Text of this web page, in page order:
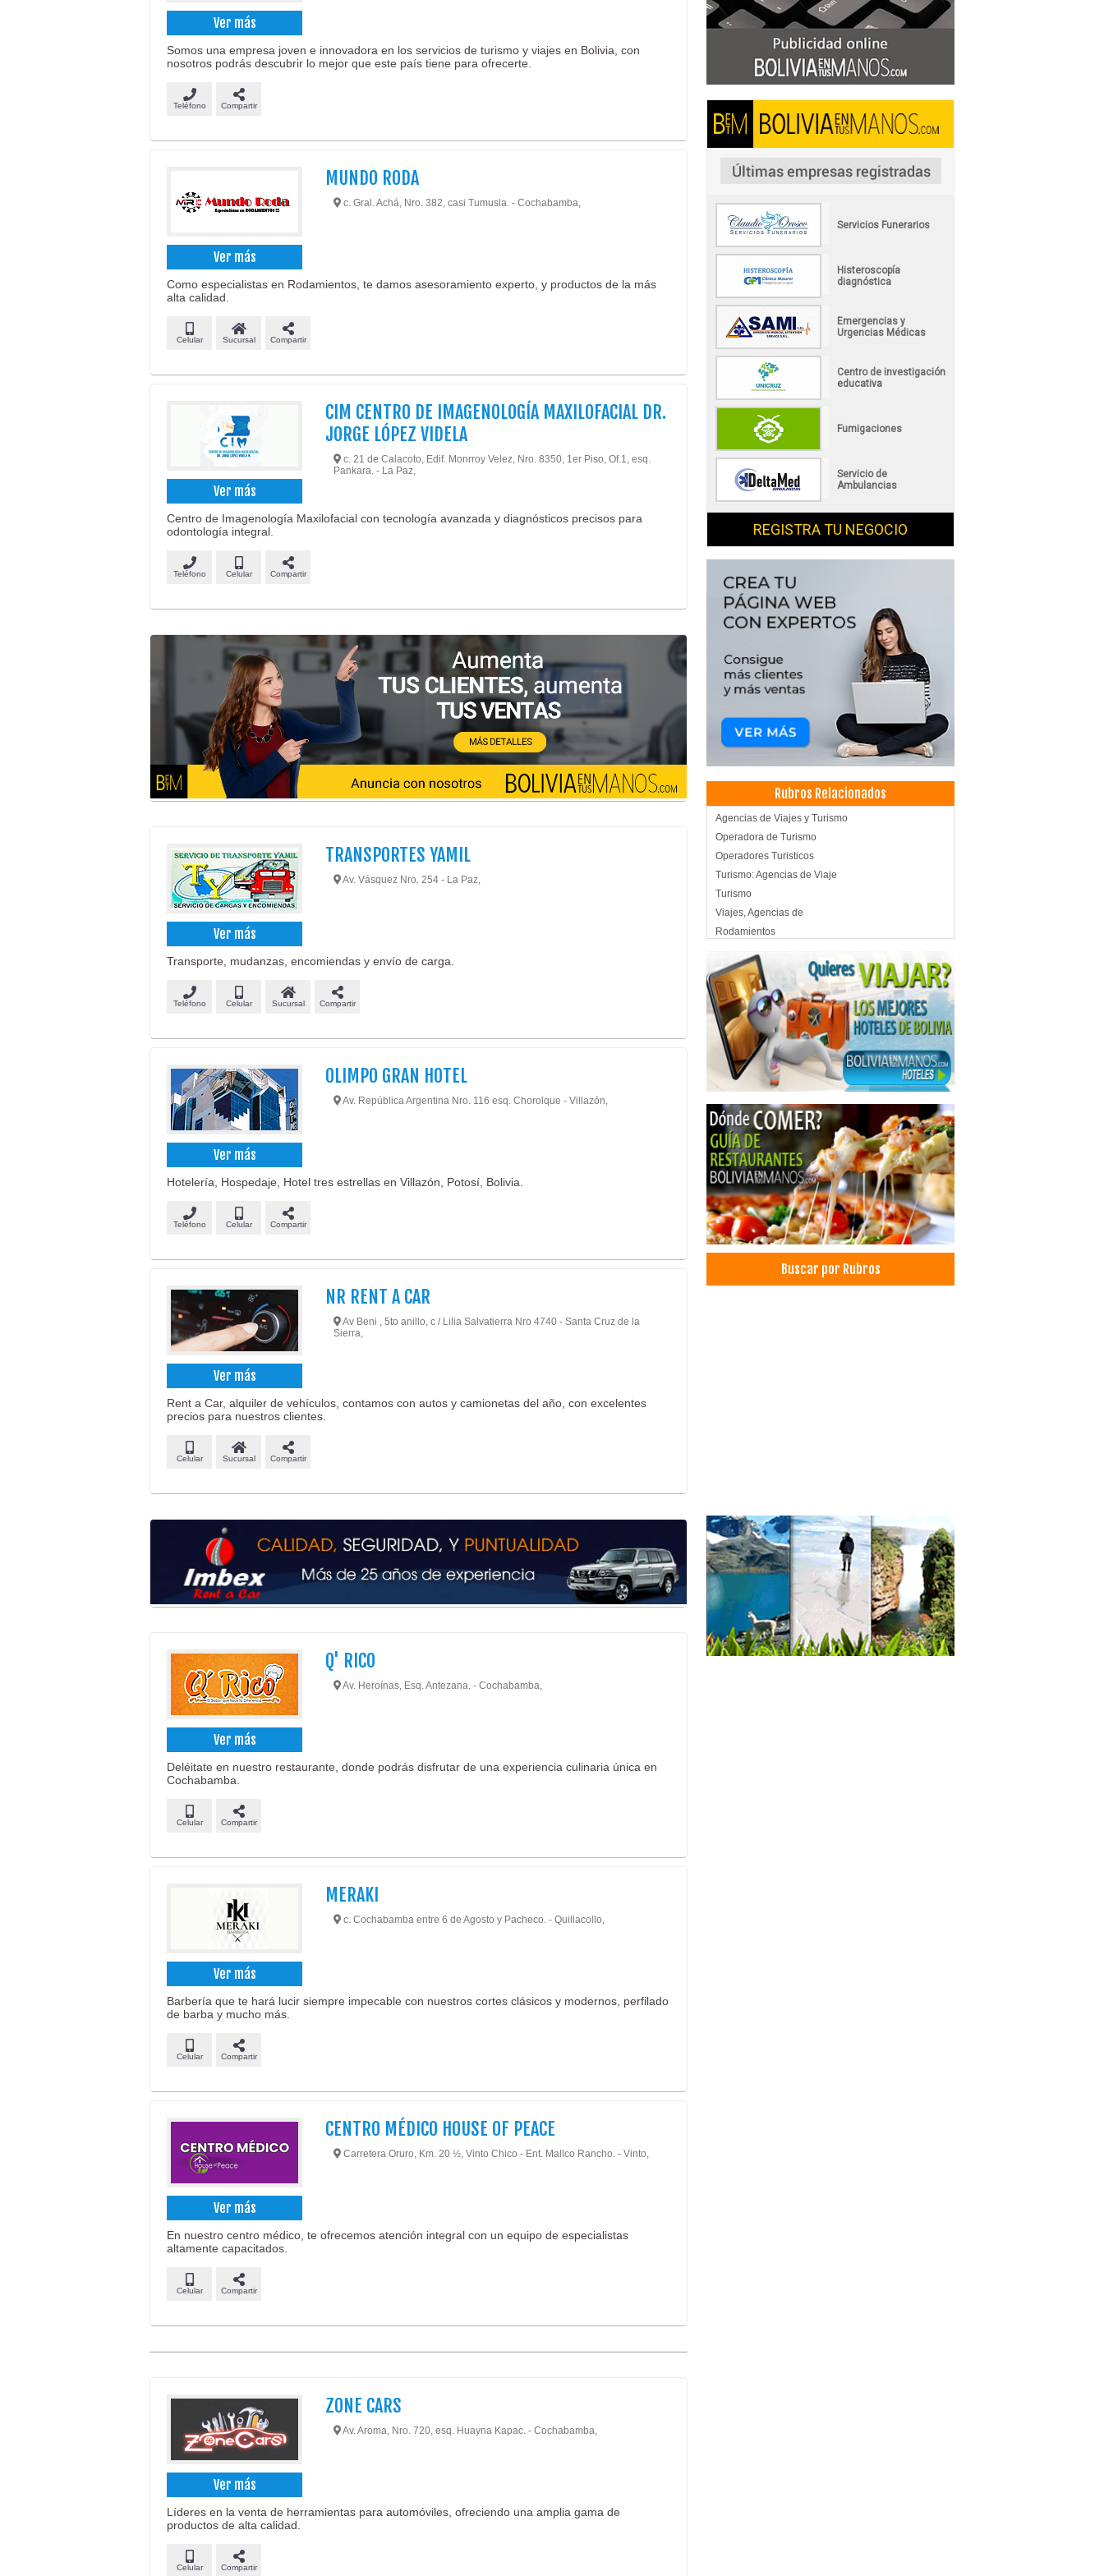
Ver más
Somos una empresa joven e innovadora en los servicios de turismo y viajes en Bolivia, con
nosotros podrás descubrir lo mejor que este país tiene para ofrecerte.
Teléfono Compartir
Ver más
MUNDO RODA
c. Gral. Achá, Nro. 382, casi Tumusla. - Cochabamba,
Como especialistas en Rodamientos, te damos asesoramiento experto, y productos de la más
alta calidad.
Celular Sucursal Compartir
Ver más
CIM CENTRO DE IMAGENOLOGÍA MAXILOFACIAL DR.
JORGE LÓPEZ VIDELA
c. 21 de Calacoto, Edif. Monrroy Velez, Nro. 8350, 1er Piso, Of.1, esq.
Pankara. - La Paz,
Centro de Imagenología Maxilofacial con tecnología avanzada y diagnósticos precisos para
odontología integral.
Teléfono Celular Compartir
Ver más
TRANSPORTES YAMIL
Av. Vásquez Nro. 254 - La Paz,
Transporte, mudanzas, encomiendas y envío de carga.
Teléfono Celular Sucursal Compartir
Ver más
OLIMPO GRAN HOTEL
Av. República Argentina Nro. 116 esq. Chorolque - Villazón,
Hotelería, Hospedaje, Hotel tres estrellas en Villazón, Potosí, Bolivia.
Teléfono Celular Compartir
Ver más
NR RENT A CAR
Av Beni , 5to anillo, c / Lilia Salvatierra Nro 4740 - Santa Cruz de la
Sierra,
Rent a Car, alquiler de vehículos, contamos con autos y camionetas del año, con excelentes
precios para nuestros clientes.
Celular Sucursal Compartir
Ver más
Q' RICO
Av. Heroínas, Esq. Antezana. - Cochabamba,
Deléitate en nuestro restaurante, donde podrás disfrutar de una experiencia culinaria única en
Cochabamba.
Celular Compartir
Ver más
MERAKI
c. Cochabamba entre 6 de Agosto y Pacheco. - Quillacollo,
Barbería que te hará lucir siempre impecable con nuestros cortes clásicos y modernos, perfilado
de barba y mucho más.
Celular Compartir
Ver más
CENTRO MÉDICO HOUSE OF PEACE
Carretera Oruro, Km. 20 ½, Vinto Chico - Ent. Mallco Rancho. - Vinto,
En nuestro centro médico, te ofrecemos atención integral con un equipo de especialistas
altamente capacitados.
Celular Compartir
Ver más
ZONE CARS
Av. Aroma, Nro. 720, esq. Huayna Kapac. - Cochabamba,
Líderes en la venta de herramientas para automóviles, ofreciendo una amplia gama de
productos de alta calidad.
Celular Compartir
Servicios Funerarios
Histeroscopía
diagnóstica
Emergencias y
Urgencias Médicas
Centro de investigación
educativa
Fumigaciones
Servicio de
Ambulancias
REGISTRA TU NEGOCIO
Rubros Relacionados
Agencias de Viajes y Turismo
Operadora de Turismo
Operadores Turisticos
Turismo: Agencias de Viaje
Turismo
Viajes, Agencias de
Rodamientos
Repuestos para Automóviles
Autopartes
Centro médico especializado en diagnóstico
Salud: Centros Médicos
Agentes de Carga
Carga Terrestre
Encomiendas
Embalajes
Servicio de Carga y Transporte
Transporte de Carga Nacional
Transportes
Hoteles
Hotels
Alquiler de vehículos
Automotores Alquiler
Alquiler de Autos, Carros, Coches
Buscar por Rubros